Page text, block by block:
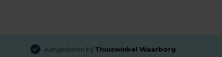
Aangesloten bij Thuiswinkel Waarborg